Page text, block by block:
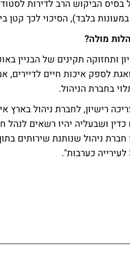
מולה?
ותחזוקה תקינים של הבניין
לספק איכות חיים לדיירים,
בחברת הניהול.
רישיון, לחברת ניהול בארץ
ושבעליה יהיו רשאים לנהל
ניהול שנותנת שירותים